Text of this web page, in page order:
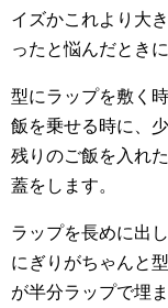
イズかこれより大
ったと悩んだとき
型にラップを敷く
飯を乗せる時に、
残りのご飯を入れ
蓋をします。
ラップを長めに出
にぎりがちゃんと
が半分ラップで埋